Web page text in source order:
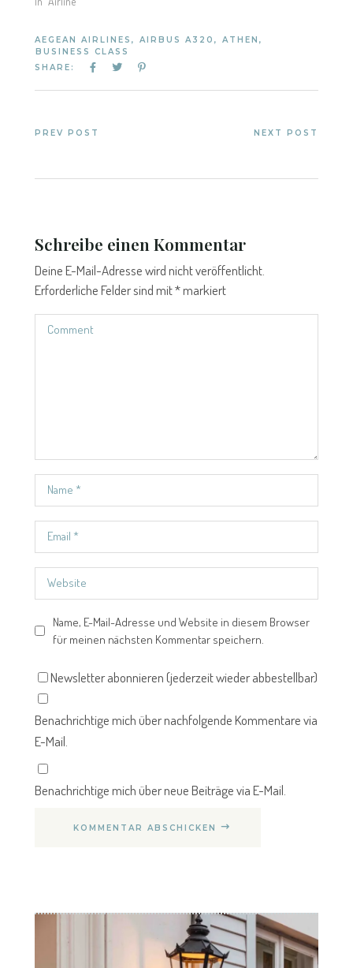
AEGEAN AIRLINES , AIRBUS A320 , ATHEN ,
BUSINESS CLASS
SHARE:
PREV POST NEXT POST
Schreibe einen Kommentar
Deine E-Mail-Adresse wird nicht veröffentlicht.
Erforderliche Felder sind mit*markiert
Name, E-Mail-Adresse und Website in diesem Browser
für meinen nächsten Kommentar speichern.
Newsletter abonnieren (jederzeit wieder abbestellbar)
Benachrichtige mich über nachfolgende Kommentare via
E-Mail.
Benachrichtige mich über neue Beiträge via E-Mail.
KOMMENTAR ABSCHICKEN